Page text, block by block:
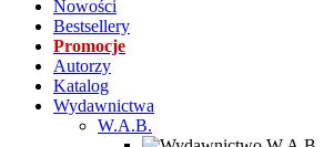
Nowości
Bestsellery
Promocje
Autorzy
Katalog
Wydawnictwa
W.A.B.